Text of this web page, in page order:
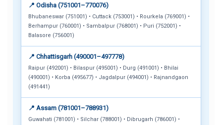
📍 Odisha (751001–770076)
Bhubaneswar (751001) • Cuttack (753001) • Rourkela (769001) •
Berhampur (760001) • Sambalpur (768001) • Puri (752001) •
Balasore (756001)
📍 Chhattisgarh (490001–497778)
Raipur (492001) • Bilaspur (495001) • Durg (491001) • Bhilai
(490001) • Korba (495677) • Jagdalpur (494001) • Rajnandgaon
(491441)
📍 Assam (781001–788931)
Guwahati (781001) • Silchar (788001) • Dibrugarh (786001) •